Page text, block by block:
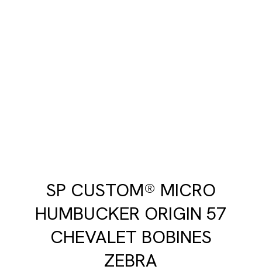
SP CUSTOM® MICRO
HUMBUCKER ORIGIN 57
CHEVALET BOBINES
ZEBRA